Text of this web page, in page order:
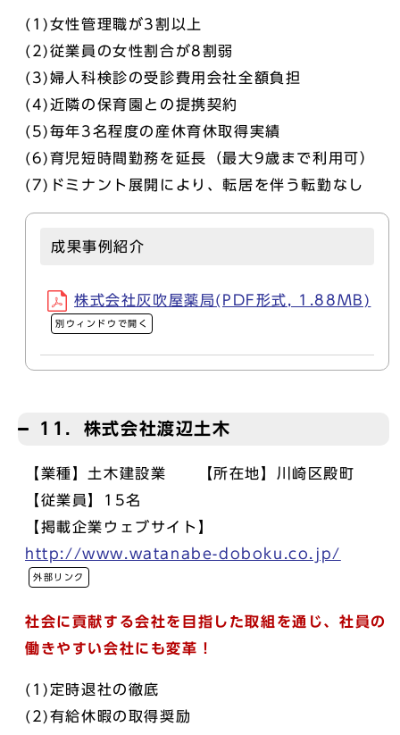
(1)女性管理職が3割以上
(2)従業員の女性割合が8割弱
(3)婦人科検診の受診費用会社全額負担
(4)近隣の保育園との提携契約
(5)毎年3名程度の産休育休取得実績
(6)育児短時間勤務を延長（最大9歳まで利用可）
(7)ドミナント展開により、転居を伴う転勤なし
成果事例紹介
株式会社灰吹屋薬局(PDF形式, 1.88MB)
別ウィンドウで開く
11．株式会社渡辺土木
【業種】土木建設業 【所在地】川崎区殿町
【従業員】15名
【掲載企業ウェブサイト】
http://www.watanabe-doboku.co.jp/
外部リンク
社会に貢献する会社を目指した取組を通じ、社員の
働きやすい会社にも変革！
(1)定時退社の徹底
(2)有給休暇の取得奨励